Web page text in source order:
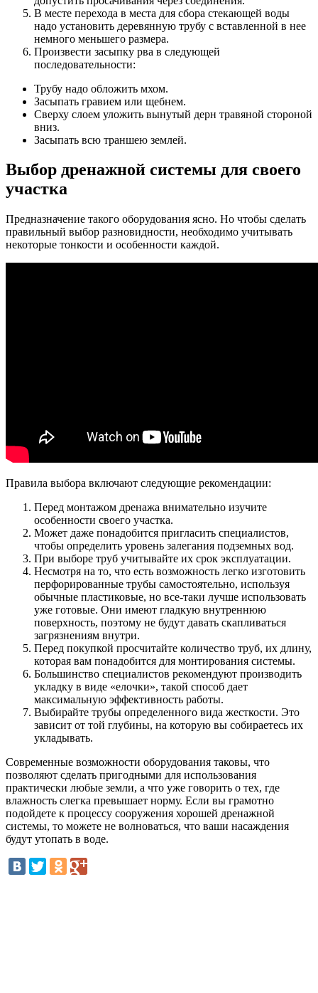
В месте перехода в места для сбора стекающей воды
надо установить деревянную трубу с вставленной в нее
немного меньшего размера.
Произвести засыпку рва в следующей
последовательности:
Трубу надо обложить мхом.
Засыпать гравием или щебнем.
Сверху слоем уложить вынутый дерн травяной стороной
вниз.
Засыпать всю траншею землей.
Выбор дренажной системы для своего
участка
Предназначение такого оборудования ясно. Но чтобы сделать
правильный выбор разновидности, необходимо учитывать
некоторые тонкости и особенности каждой.
Правила выбора включают следующие рекомендации:
Перед монтажом дренажа внимательно изучите
особенности своего участка.
Может даже понадобится пригласить специалистов,
чтобы определить уровень залегания подземных вод.
При выборе труб учитывайте их срок эксплуатации.
Несмотря на то, что есть возможность легко изготовить
перфорированные трубы самостоятельно, используя
обычные пластиковые, но все-таки лучше использовать
уже готовые. Они имеют гладкую внутреннюю
поверхность, поэтому не будут давать скапливаться
загрязнениям внутри.
Перед покупкой просчитайте количество труб, их длину,
которая вам понадобится для монтирования системы.
Большинство специалистов рекомендуют производить
укладку в виде «елочки», такой способ дает
максимальную эффективность работы.
Выбирайте трубы определенного вида жесткости. Это
зависит от той глубины, на которую вы собираетесь их
укладывать.
Современные возможности оборудования таковы, что
позволяют сделать пригодными для использования
практически любые земли, а что уже говорить о тех, где
влажность слегка превышает норму. Если вы грамотно
подойдете к процессу сооружения хорошей дренажной
системы, то можете не волноваться, что ваши насаждения
будут утопать в воде.